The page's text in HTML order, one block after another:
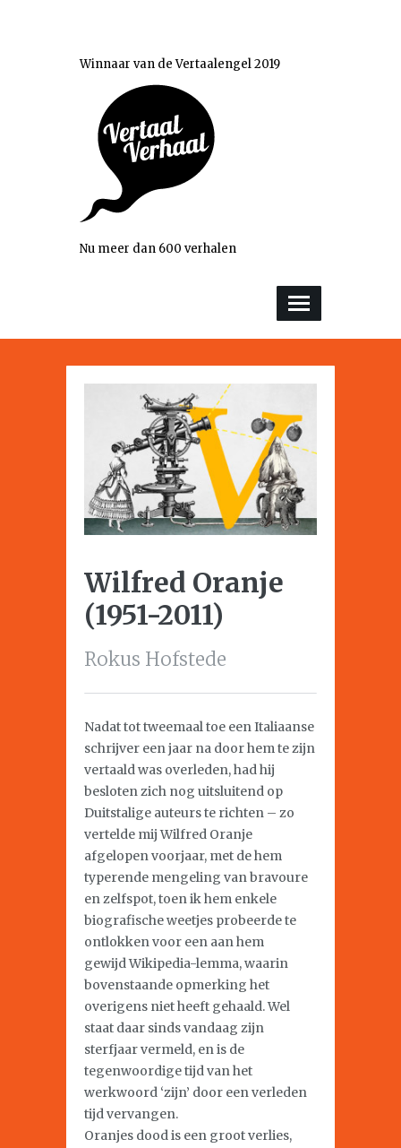
Winnaar van de Vertaalengel 2019
Nu meer dan 600 verhalen
Wilfred Oranje
(1951-2011)
Rokus Hofstede
Nadat tot tweemaal toe een Italiaanse
schrijver een jaar na door hem te zijn
vertaald was overleden, had hij
besloten zich nog uitsluitend op
Duitstalige auteurs te richten – zo
vertelde mij Wilfred Oranje
afgelopen voorjaar, met de hem
typerende mengeling van bravoure
en zelfspot, toen ik hem enkele
biografische weetjes probeerde te
ontlokken voor een aan hem
gewijd Wikipedia-lemma, waarin
bovenstaande opmerking het
overigens niet heeft gehaald. Wel
staat daar sinds vandaag zijn
sterfjaar vermeld, en is de
tegenwoordige tijd van het
werkwoord ‘zijn’ door een verleden
tijd vervangen.
Oranjes dood is een groot verlies,